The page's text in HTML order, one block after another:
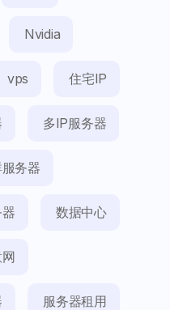
Nvidia
vps 住宅IP
多IP服务器
务器
数据中心
服务器租用